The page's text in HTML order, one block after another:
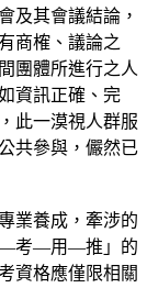
及其會議結論，
商榷、議論之
團體所進行之人
資訊正確、完
此一漠視人群服
共參與，儼然已
業養成，牽涉的
考—用—推」的
資格應僅限相關